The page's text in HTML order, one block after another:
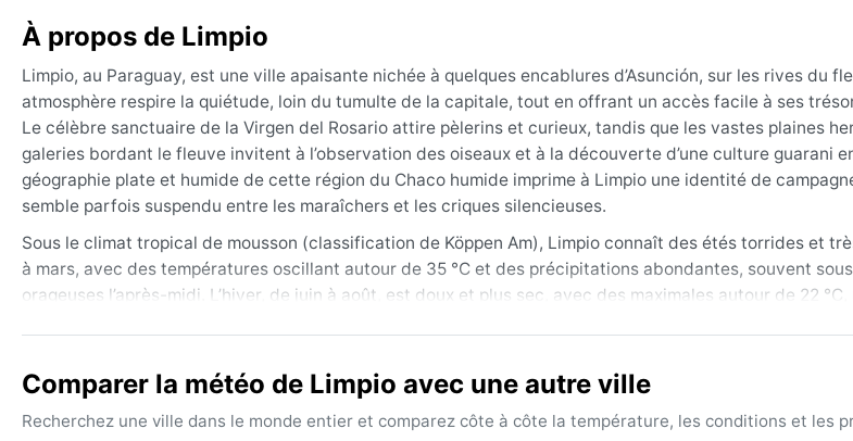
À propos de Limpio
Limpio, au Paraguay, est une ville apaisante nichée à quelques encablures d’Asunción, sur les rives du
atmosphère respire la quiétude, loin du tumulte de la capitale, tout en offrant un accès facile à ses
Le célèbre sanctuaire de la Virgen del Rosario attire pèlerins et curieux, tandis que les vastes plaines
galeries bordant le fleuve invitent à l’observation des oiseaux et à la découverte d’une culture guarani
géographie plate et humide de cette région du Chaco humide imprime à Limpio une identité de
semble parfois suspendu entre les maraîchers et les criques silencieuses.
Sous le climat tropical de mousson (classification de Köppen Am), Limpio connaît des étés torrides et
à mars, avec des températures oscillant autour de 35 °C et des précipitations abondantes, souvent
orageuses l’après-midi. L’hiver, de juin à août, est doux et plus sec, avec des maximales autour de 22
lainages pour les rares nuits fraîches de juillet.
La meilleure période pour visiter Limpio sur le plan météorologique s’étend de mai à septembre, quand
moins intenses et les températures agréables. Le phénomène notable est la mousson elle-même : de
Comparer la météo de Limpio avec une autre ville
Recherchez une ville dans le monde entier et comparez côte à côte la température, les conditions et les